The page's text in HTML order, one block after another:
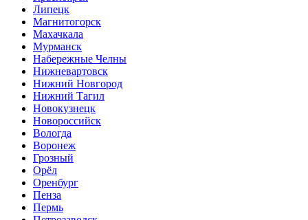
Липецк
Магнитогорск
Махачкала
Мурманск
Набережные Челны
Нижневартовск
Нижний Новгород
Нижний Тагил
Новокузнецк
Новороссийск
Вологда
Воронеж
Грозный
Орёл
Оренбург
Пенза
Пермь